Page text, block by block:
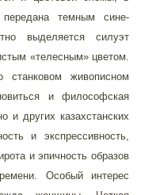
передана темным сине-
выделяется силуэт
«телесным» цветом.
станковом живописном
и философская
и других казахстанских
и экспрессивность,
и эпичность образов
Особый интерес